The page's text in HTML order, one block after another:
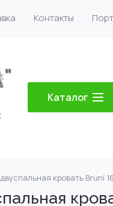
Контакты
Каталог
кровать Bruni